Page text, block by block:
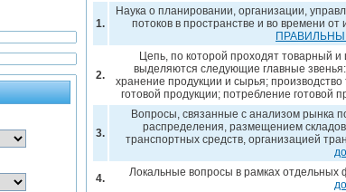
1.
Наука о планировании, организации,
потоков в пространстве и во времени от
2.
Цепь, по которой проходят товарный
выделяются следующие главные
хранение продукции и сырья;
готовой продукции; потребление готовой
3.
Вопросы, связанные с анализом рынка
распределения, размещением
транспортных средств, организацией
4. Локальные вопросы в рамках